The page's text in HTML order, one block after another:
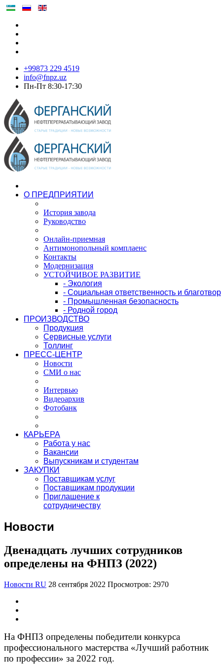
+99873 229 4519
info@fnpz.uz
Пн-Пт 8:30-17:30
О ПРЕДПРИЯТИИ
История завода
Руководство
Онлайн-приемная
Антимонопольный комплаенс
Контакты
Модернизация
УСТОЙЧИВОЕ РАЗВИТИЕ
- Экология
- Социальная ответственность и
- Промышленная безопасность
- Родной город
ПРОИЗВОДСТВО
Продукция
Сервисные услуги
Толлинг
ПРЕСС-ЦЕНТР
Новости
СМИ о нас
Интервью
Видеоархив
Фотобанк
КАРЬЕРА
Работа у нас
Вакансии
Выпускникам и студентам
ЗАКУПКИ
Поставщикам услуг
Поставщикам продукции
Приглашение к
сотрудничеству
Новости
Двенадцать лучших сотрудников
определены на ФНПЗ (2022)
Новости RU 28 сентября 2022 Просмотров: 2970
На ФНПЗ определены победители конкурса
профессионального мастерства «Лучший работник
по профессии» за 2022 год.